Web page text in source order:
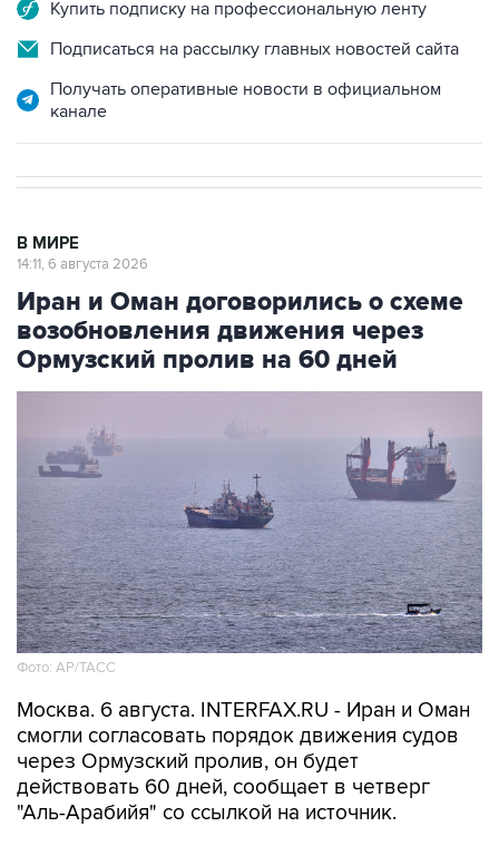
Купить подписку на профессиональную ленту
Подписаться на рассылку главных новостей сайта
Получать оперативные новости в официальном
канале
В МИРЕ
14:11, 6 августа 2026
Иран и Оман договорились о схеме
возобновления движения через
Ормузский пролив на 60 дней
Фото: AP/ТАСС
Москва. 6 августа. INTERFAX.RU - Иран и Оман
смогли согласовать порядок движения судов
через Ормузский пролив, он будет
действовать 60 дней, сообщает в четверг
"Аль-Арабийя" со ссылкой на источник.